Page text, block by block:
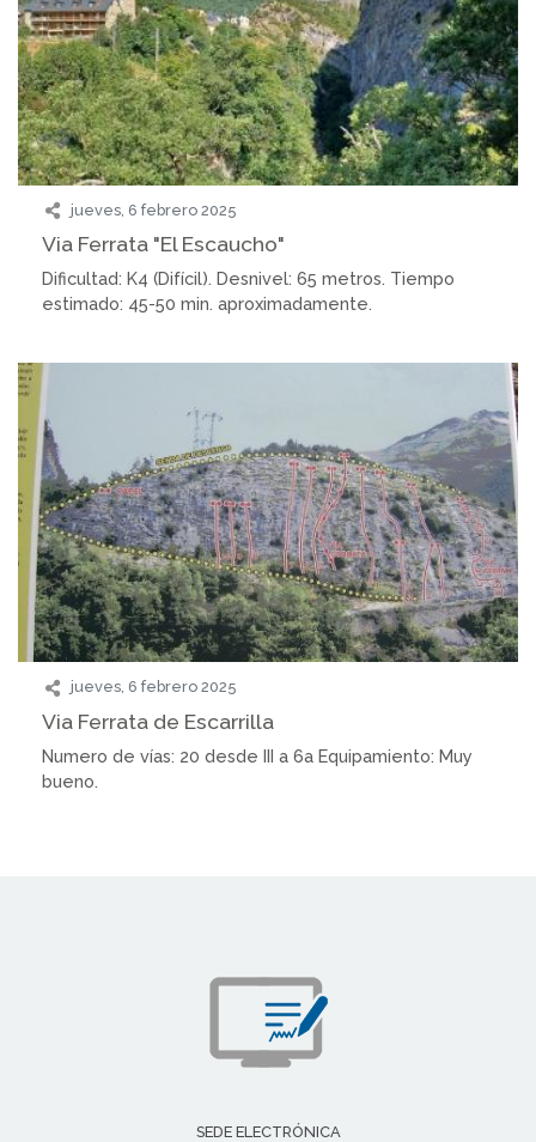
jueves, 6 febrero 2025
Via Ferrata "El Escaucho"
Dificultad: K4 (Difícil). Desnivel: 65 metros. Tiempo
estimado: 45-50 min. aproximadamente.
jueves, 6 febrero 2025
Via Ferrata de Escarrilla
Numero de vías: 20 desde III a 6a Equipamiento: Muy
bueno.
SEDE ELECTRÓNICA